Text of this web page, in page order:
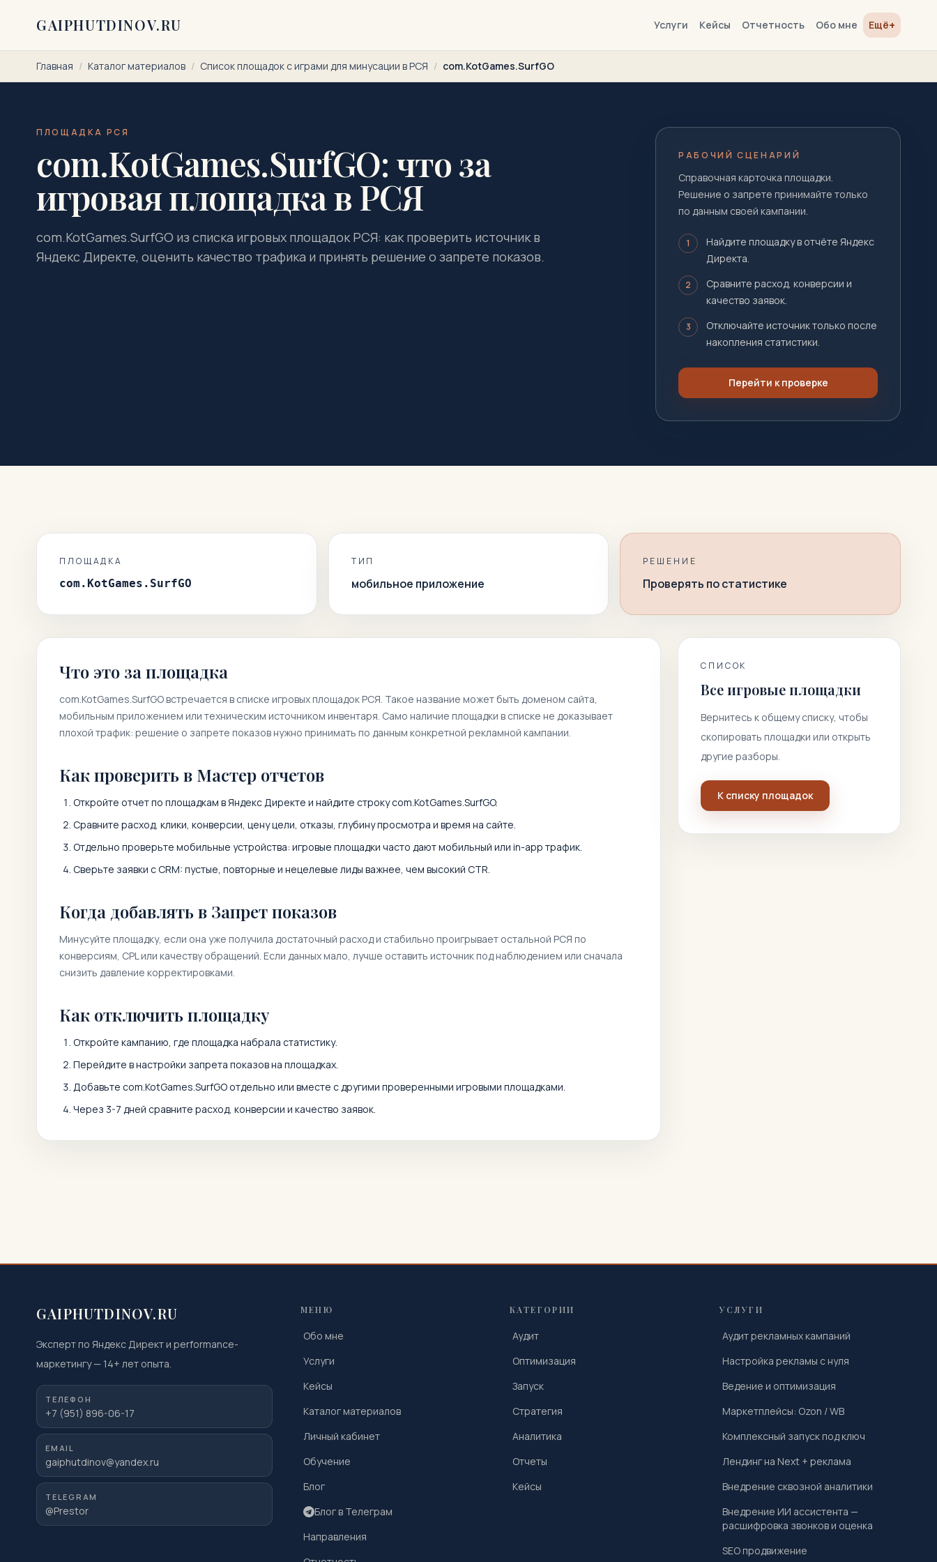
GAIPHUTDINOV.RU Услуги Кейсы Отчетность Обо мне Ещё+
Главная / Каталог материалов / Список площадок с играми для минусации в РСЯ / com.KotGames.SurfGO
ПЛОЩАДКА РСЯ
com.KotGames.SurfGO: что за
игровая площадка в РСЯ
com.KotGames.SurfGO из списка игровых площадок РСЯ: как проверить источник в
Яндекс Директе, оценить качество трафика и принять решение о запрете показов.
РАБОЧИЙ СЦЕНАРИЙ
Справочная карточка площадки.
Решение о запрете принимайте только
по данным своей кампании.
1
Найдите площадку в отчёте Яндекс
Директа.
2
Сравните расход, конверсии и
качество заявок.
3
Отключайте источник только после
накопления статистики.
Перейти к проверке
ПЛОЩАДКА
com.KotGames.SurfGO
ТИП
мобильное приложение
РЕШЕНИЕ
Проверять по статистике
Что это за площадка
com.KotGames.SurfGO встречается в списке игровых площадок РСЯ. Такое название может быть доменом сайта,
мобильным приложением или техническим источником инвентаря. Само наличие площадки в списке не доказывает
плохой трафик: решение о запрете показов нужно принимать по данным конкретной рекламной кампании.
Как проверить в Мастер отчетов
Откройте отчет по площадкам в Яндекс Директе и найдите строкуcom.KotGames.SurfGO.
Сравните расход, клики, конверсии, цену цели, отказы, глубину просмотра и время на сайте.
Отдельно проверьте мобильные устройства: игровые площадки часто дают мобильный или in-app трафик.
Сверьте заявки с CRM: пустые, повторные и нецелевые лиды важнее, чем высокий CTR.
Когда добавлять в Запрет показов
Минусуйте площадку, если она уже получила достаточный расход и стабильно проигрывает остальной РСЯ по
конверсиям, CPL или качеству обращений. Если данных мало, лучше оставить источник под наблюдением или сначала
снизить давление корректировками.
Как отключить площадку
Откройте кампанию, где площадка набрала статистику.
Перейдите в настройки запрета показов на площадках.
Добавьте com.KotGames.SurfGO отдельно или вместе с другими проверенными игровыми площадками.
Через 3-7 дней сравните расход, конверсии и качество заявок.
СПИСОК
Все игровые площадки
Вернитесь к общему списку, чтобы
скопировать площадки или открыть
другие разборы.
К списку площадок
GAIPHUTDINOV.RU
Эксперт по Яндекс Директ и performance-
маркетингу— 14+ лет опыта.
ТЕЛЕФОН
+7 (951) 896-06-17
EMAIL
gaiphutdinov@yandex.ru
TELEGRAM
@Prestor
МЕНЮ
Обо мне
Услуги
Кейсы
Каталог материалов
Личный кабинет
Обучение
Блог
Блог в Телеграм
Направления
КАТЕГОРИИ
Аудит
Оптимизация
Запуск
Стратегия
Аналитика
Отчеты
Кейсы
УСЛУГИ
Аудит рекламных кампаний
Настройка рекламы с нуля
Ведение и оптимизация
Маркетплейсы: Ozon / WB
Комплексный запуск под ключ
Лендинг на Next + реклама
Внедрение сквозной аналитики
Внедрение ИИ ассистента —
расшифровка звонков и оценка
SEO продвижение